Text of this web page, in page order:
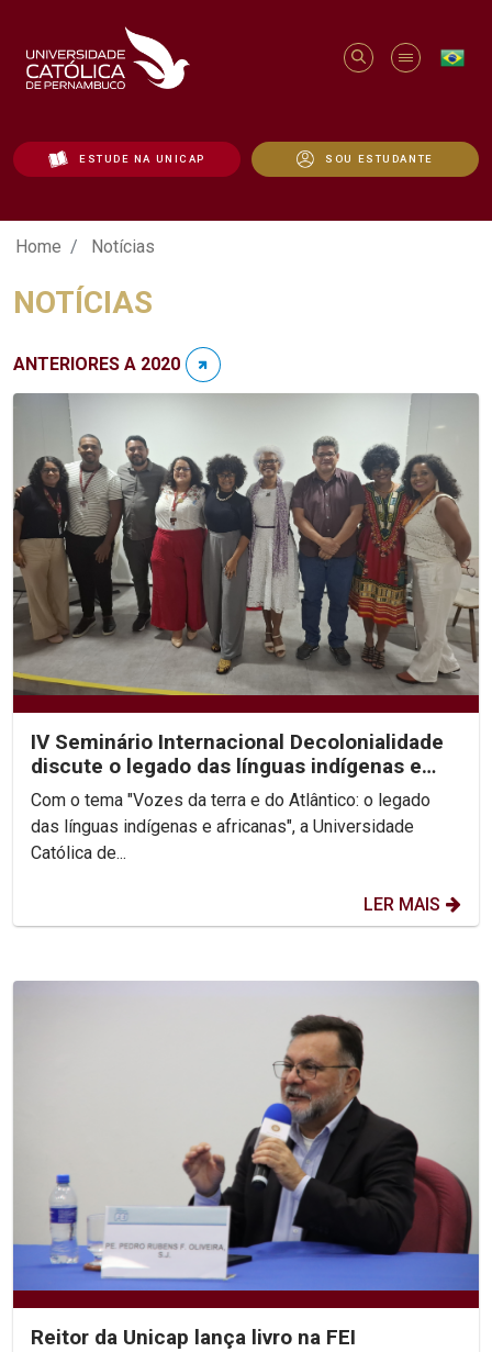
ESTUDE NA UNICAP SOU ESTUDANTE
Notícias - Unicap
Home Notícias
NOTÍCIAS
ANTERIORES A 2020
IV Seminário Internacional Decolonialidade
discute o legado das línguas indígenas e
africanas
Com o tema "Vozes da terra e do Atlântico: o legado
das línguas indígenas e africanas", a Universidade
Católica de...
LER MAIS
Reitor da Unicap lança livro na FEI